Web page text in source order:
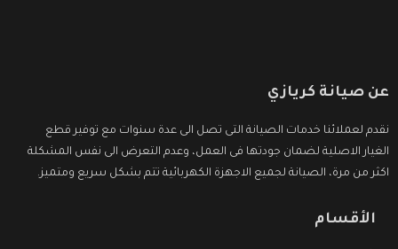
عن صيانة كريازي
نقدم لعملائنا خدمات الصيانة التى تصل الى عدة سنوات مع توفير قطع
الغيار الاصلية لضمان جودتها فى العمل، وعدم التعرض الى نفس المشكلة
اكثر من مرة، الصيانة لجميع الاجهزة الكهربائية تتم بشكل سريع ومتميز.
الأقسام